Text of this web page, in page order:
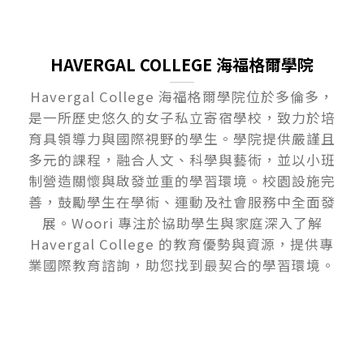
HAVERGAL COLLEGE 海福格爾學院
Havergal College 海福格爾學院位於多倫多，
是一所歷史悠久的女子私立寄宿學校，致力於培
育具領導力與國際視野的學生。學院提供嚴謹且
多元的課程，融合人文、科學與藝術，並以小班
制營造關懷與啟發並重的學習環境。校園設施完
善，鼓勵學生在學術、運動及社會服務中全面發
展。Woori 專注於協助學生與家庭深入了解
Havergal College 的教育優勢與資源，提供專
業國際教育諮詢，助您找到最契合的學習環境。